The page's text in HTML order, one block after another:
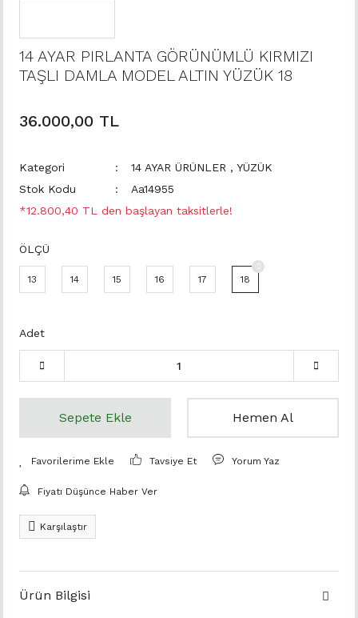
14 AYAR PIRLANTA GÖRÜNÜMLÜ KIRMIZI
TAŞLI DAMLA MODEL ALTIN YÜZÜK 18
36.000,00 TL
Kategori 14 AYAR ÜRÜNLER , YÜZÜK
Stok Kodu
Aa14955
*12.800,40 TL den başlayan taksitlerle!
ÖLÇÜ
13 14 15 16 17 18
Adet
Sepete Ekle Hemen Al
Tavsiye Et Yorum Yaz
Fiyatı Düşünce Haber Ver
Karşılaştır
Ürün Bilgisi